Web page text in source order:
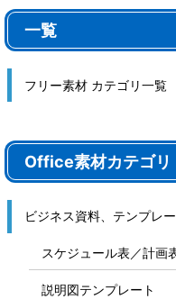
一覧
フリー素材 カテゴリ一覧
Office素材カテゴリ
ビジネス資料、テンプレ
スケジュール表／計画
説明図テンプレート